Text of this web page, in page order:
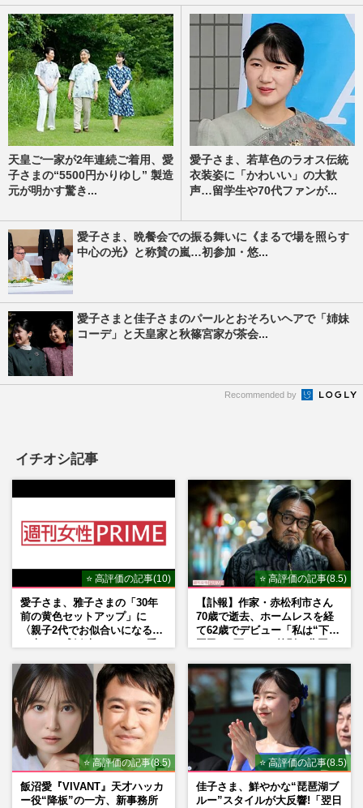
天皇ご一家が2年連続ご着用、愛
子さまの“5500円かりゆし” 製造
元が明かす驚き...
愛子さま、若草色のラオス伝統
衣装姿に「かわいい」の大歓
声…留学生や70代ファンが...
愛子さま、晩餐会での振る舞いに《まるで場を照らす
中心の光》と称賛の嵐…初参加・悠...
愛子さまと佳子さまのパールとおそろいヘアで「姉妹
コーデ」と天皇家と秋篠宮家が茶会...
Recommended by
イチオシ記事
⭐ 高評価の記事(10)
愛子さま、雅子さまの「30年
前の黄色セットアップ」に
〈親子2代でお似合いになる〉
⭐ 高評価の記事(8.5)
【訃報】作家・赤松利市さん
70歳で逝去、ホームレスを経
て62歳でデビュー「私は“下級
⭐ 高評価の記事(8.5)
飯沼愛『VIVANT』天才ハッカ
ー役“降板”の一方、新事務所
⭐ 高評価の記事(8.5)
佳子さま、鮮やかな“琵琶湖ブ
ルー”スタイルが大反響!「翌日